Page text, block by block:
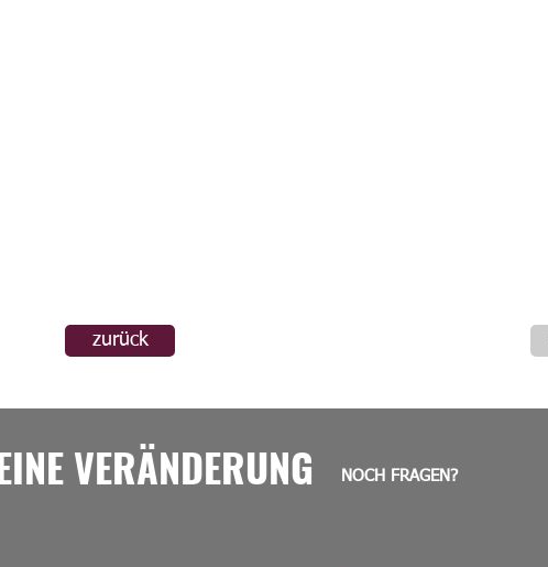
zurück
VERÄNDERUNG NOCH FRAGEN?